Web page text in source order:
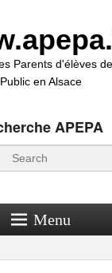
Parents d'élèves
Public en Alsace
APEPA
Menu